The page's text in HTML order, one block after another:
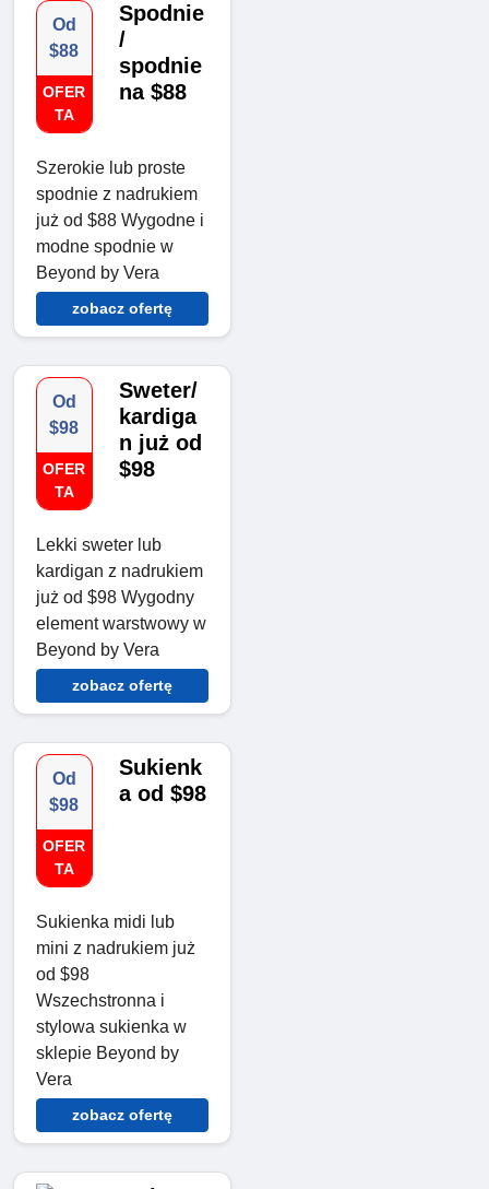
Od
$88
OFER
TA
Spodnie
/
spodnie
na $88
Szerokie lub proste
spodnie z nadrukiem
już od $88 Wygodne i
modne spodnie w
Beyond by Vera
zobacz ofertę
Od
$98
OFER
TA
Sweter/
kardiga
n już od
$98
Lekki sweter lub
kardigan z nadrukiem
już od $98 Wygodny
element warstwowy w
Beyond by Vera
zobacz ofertę
Od
$98
OFER
TA
Sukienk
a od $98
Sukienka midi lub
mini z nadrukiem już
od $98
Wszechstronna i
stylowa sukienka w
sklepie Beyond by
Vera
zobacz ofertę